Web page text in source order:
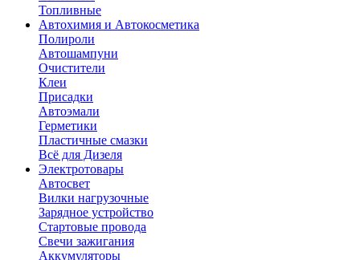
Топливные
Автохимия и Автокосметика
Полироли
Автошампуни
Очистители
Клеи
Присадки
Автоэмали
Герметики
Пластичные смазки
Всё для Дизеля
Электротовары
Автосвет
Вилки нагрузочные
Зарядное устройство
Стартовые провода
Свечи зажигания
Аккумуляторы